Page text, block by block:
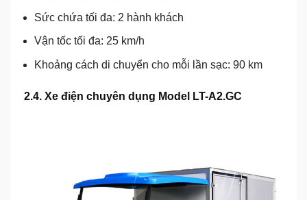
Sức chứa tối đa: 2 hành khách
Vận tốc tối đa: 25 km/h
Khoảng cách di chuyển cho mỗi lần sạc: 90 km
2.4. Xe điện chuyên dụng Model LT-A2.GC